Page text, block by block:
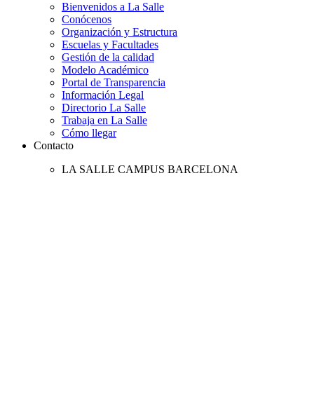
Bienvenidos a La Salle
Conócenos
Organización y Estructura
Escuelas y Facultades
Gestión de la calidad
Modelo Académico
Portal de Transparencia
Información Legal
Directorio La Salle
Trabaja en La Salle
Cómo llegar
Contacto
LA SALLE CAMPUS BARCELONA